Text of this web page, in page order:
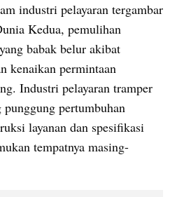
industri pelayaran tergambar
Kedua, pemulihan
babak belur akibat
kenaikan permintaan
Industri pelayaran tramper
pertumbuhan
layanan dan spesifikasi
tempatnya masing-